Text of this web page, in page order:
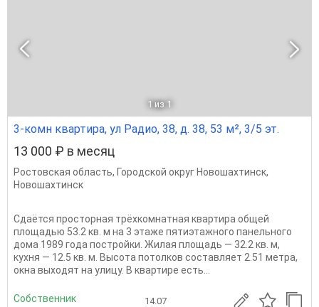
1 из 1
3-комн квартира, ул Радио, 38, д. 38, 53 м², 3/5 эт.
13 000 ₽ в месяц
Ростовская область, Городской округ Новошахтинск,
Новошахтинск
Сдаётся просторная трёхкомнатная квартира общей
площадью 53.2 кв. м на 3 этаже пятиэтажного панельного
дома 1989 года постройки. Жилая площадь — 32.2 кв. м,
кухня — 12.5 кв. м. Высота потолков составляет 2.51 метра,
окна выходят на улицу. В квартире есть...
Собственник 14.07